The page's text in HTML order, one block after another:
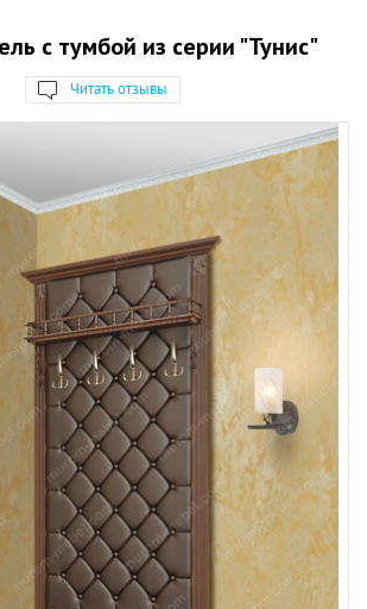
с тумбой из серии "Тунис"
Читать отзывы